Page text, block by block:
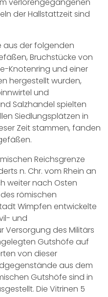
der Hallstattzeit sind
aus der folgenden
Bruchstücke von
Knotenring und einer
hergestellt wurden,
und
Salzhandel spielten
Siedlungsplätzen in
Zeit stammen, fanden
Reichsgrenze
n. Chr. vom Rhein an
weiter nach Osten
römischen
Wimpfen entwickelte
und
Versorgung des Militärs
Gutshöfe auf
von dieser
aus dem
Gutshöfe sind in
Die Vitrinen 5